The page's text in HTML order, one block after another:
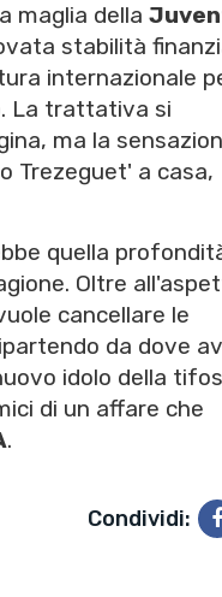
maglia della
stabilità
internazionale
La trattativa si
ma la
Trezeguet' a casa,
quella
Oltre
cancellare le
da dove
idolo della
di un affare che
.
Condividi: